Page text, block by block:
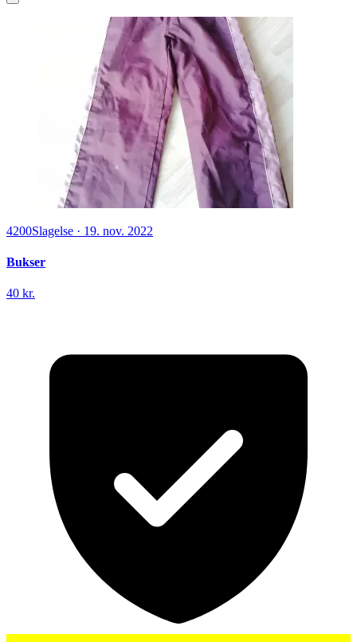
4200Slagelse · 19. nov. 2022
Bukser
40 kr.